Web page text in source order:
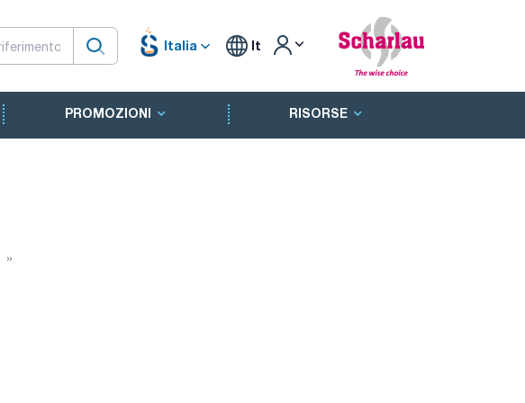
Italia It
PROMOZIONI RISORSE